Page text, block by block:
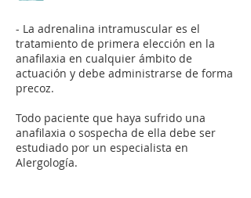
- La adrenalina intramuscular es el
tratamiento de primera elección en la
anafilaxia en cualquier ámbito de
actuación y debe administrarse de forma
precoz.
Todo paciente que haya sufrido una
anafilaxia o sospecha de ella debe ser
estudiado por un especialista en
Alergología.